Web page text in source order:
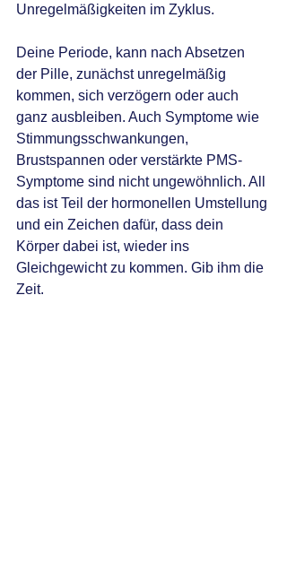
Unregelmäßigkeiten im Zyklus.
Deine Periode, kann nach Absetzen
der Pille, zunächst unregelmäßig
kommen, sich verzögern oder auch
ganz ausbleiben. Auch Symptome wie
Stimmungsschwankungen,
Brustspannen oder verstärkte PMS-
Symptome sind nicht ungewöhnlich. All
das ist Teil der hormonellen Umstellung
und ein Zeichen dafür, dass dein
Körper dabei ist, wieder ins
Gleichgewicht zu kommen. Gib ihm die
Zeit.